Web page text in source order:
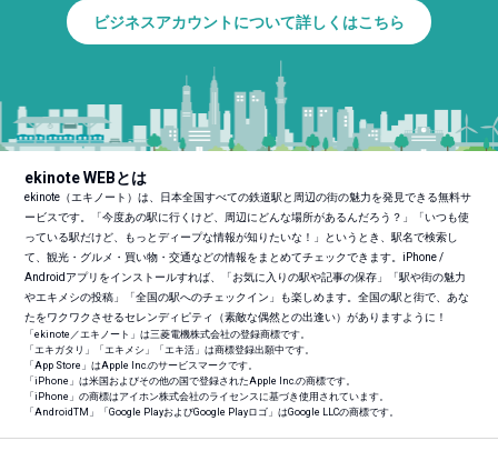
ビジネスアカウントについて詳しくはこちら
ekinote WEBとは
ekinote（エキノート）は、日本全国すべての鉄道駅と周辺の街の魅力を発見できる無料サ
ービスです。「今度あの駅に行くけど、周辺にどんな場所があるんだろう？」「いつも使
っている駅だけど、もっとディープな情報が知りたいな！」というとき、駅名で検索し
て、観光・グルメ・買い物・交通などの情報をまとめてチェックできます。iPhone /
Androidアプリをインストールすれば、「お気に入りの駅や記事の保存」「駅や街の魅力
やエキメシの投稿」「全国の駅へのチェックイン」も楽しめます。全国の駅と街で、あな
たをワクワクさせるセレンディピティ（素敵な偶然との出逢い）がありますように！
「ekinote／エキノート」は三菱電機株式会社の登録商標です。
「エキガタリ」「エキメシ」「エキ活」は商標登録出願中です。
「App Store」はApple Inc.のサービスマークです。
「iPhone」は米国およびその他の国で登録されたApple Inc.の商標です。
「iPhone」の商標はアイホン株式会社のライセンスに基づき使用されています。
「AndroidTM 」「Google PlayおよびGoogle Playロゴ」はGoogle LLCの商標です。